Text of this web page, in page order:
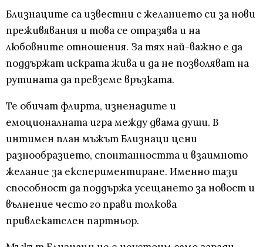
Близнаците са известни с желанието си за нови
преживявания и това се отразява и на
любовните отношения. За тях най-важно е да
поддържат искрата жива и да не позволяват на
рутината да превземе връзката.
Те обичат флирта, изненадите и
емоционалната игра между двама души. В
интимен план мъжът Близнаци цени
разнообразието, спонтанността и взаимното
желание за експериментиране. Именно тази
способност да поддържа усещането за новост и
вълнение често го прави толкова
привлекателен партньор.